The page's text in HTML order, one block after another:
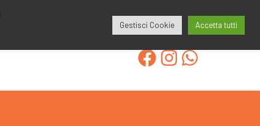
Gestisci Cookie Accetta tutti